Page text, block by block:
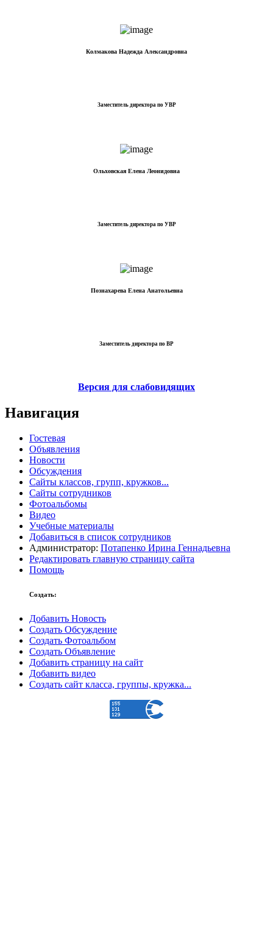
Колмакова Надежда Александровна
Заместитель директора по УВР
Ольховская Елена Леонидовна
Заместитель директора по УВР
Познахарева Елена Анатольевна
Заместитель директора по ВР
Версия для слабовидящих
Навигация
Гостевая
Объявления
Новости
Обсуждения
Сайты классов, групп, кружков...
Сайты сотрудников
Фотоальбомы
Видео
Учебные материалы
Добавиться в список сотрудников
Администратор: Потапенко Ирина Геннадьевна
Редактировать главную страницу сайта
Помощь
Создать:
Добавить Новость
Создать Обсуждение
Создать Фотоальбом
Создать Объявление
Добавить страницу на сайт
Добавить видео
Создать сайт класса, группы, кружка...